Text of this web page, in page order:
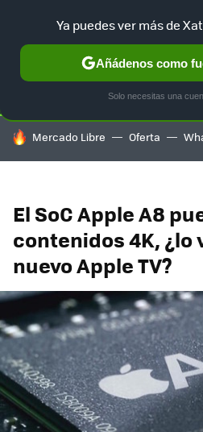
SELECCIÓN GAMING HOME
HOY SE HABLA DE
Mercado Libre Oferta
El SoC Apple A8
contenidos 4K, ¿lo
nuevo Apple TV?
Ya puedes ver más de
Añádenos como
Solo necesitas una